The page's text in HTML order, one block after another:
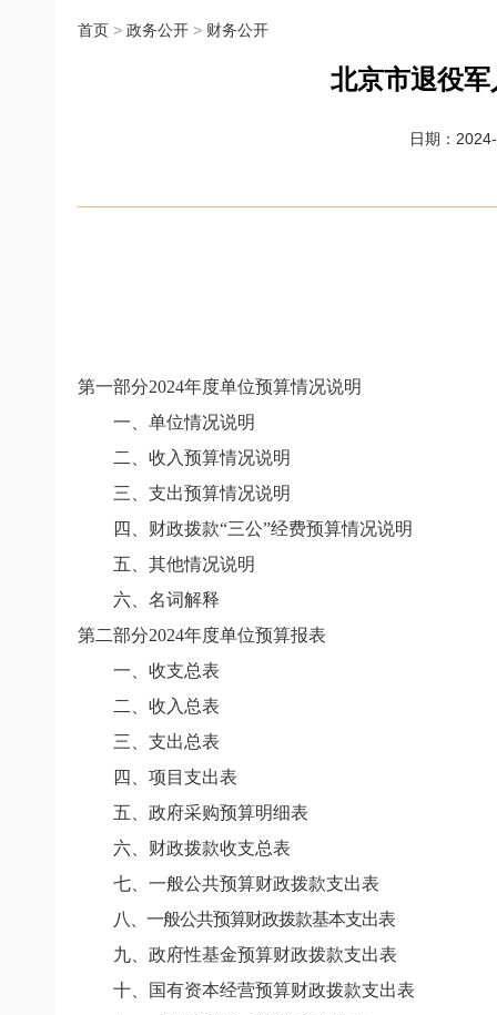
首页 > 政务公开 > 财务公开
北京市退役
日期：
第一部分2024年度单位预算情况说明
一、单位情况说明
二、收入预算情况说明
三、支出预算情况说明
四、财政拨款“三公”经费预算情况说明
五、其他情况说明
六、名词解释
第二部分2024年度单位预算报表
一、收支总表
二、收入总表
三、支出总表
四、项目支出表
五、政府采购预算明细表
六、财政拨款收支总表
七、一般公共预算财政拨款支出表
八、一般公共预算财政拨款基本支出表
九、政府性基金预算财政拨款支出表
十、国有资本经营预算财政拨款支出表